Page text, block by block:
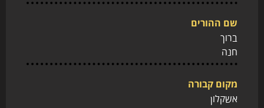
שם ההורים
ברוך
חנה
מקום קבורה
אשקלון